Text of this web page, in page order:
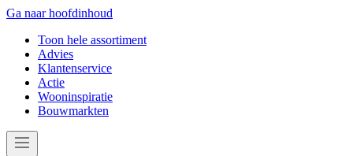
Ga naar hoofdinhoud
Toon hele assortiment
Advies
Klantenservice
Actie
Wooninspiratie
Bouwmarkten